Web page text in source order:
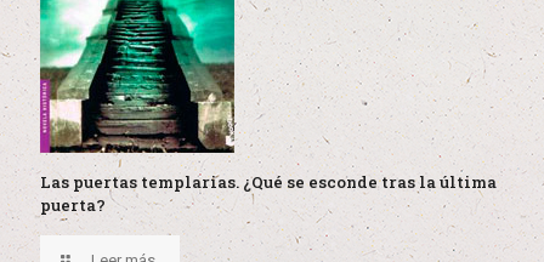
Las puertas templarias. ¿Qué se esconde tras la última
puerta?